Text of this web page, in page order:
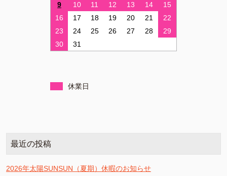
9
10 11 12 13 14
15
16
17 18 19 20 21
22
23
24 25 26 27 28
29
30
31
休業日
最近の投稿
2026年太陽SUNSUN（夏期）休暇のお知らせ